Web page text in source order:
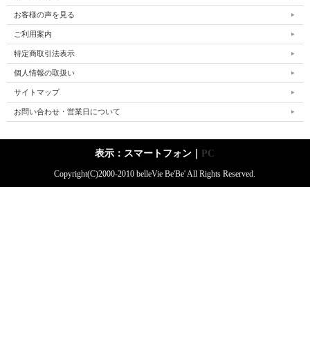
お客様の声を見る
ご利用案内
特定商取引法表示
個人情報の取扱い
サイトマップ
お問い合わせ・営業日について
表示：スマートフォン｜ PC
Copyright(C)2000-2010 belleVie Be'Be' All Rights Reserved.